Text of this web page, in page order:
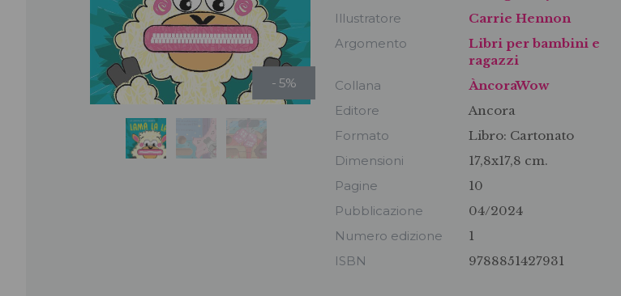
- 5%
Illustratore
Carrie Hennon
Argomento
Libri per bambini e
ragazzi
Collana
ÀncoraWow
Editore
Ancora
Formato
Libro: Cartonato
Dimensioni
17,8x17,8 cm.
Pagine
10
Pubblicazione
04/2024
Numero edizione
1
ISBN
9788851427931